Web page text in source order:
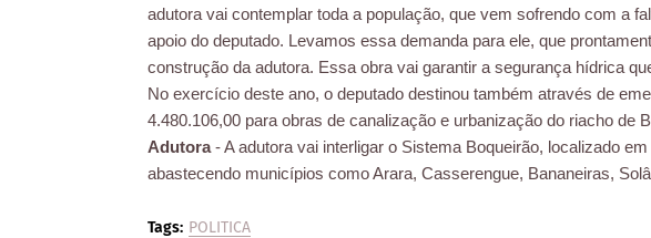
adutora vai contemplar toda a população, que vem sofrendo com a
apoio do deputado. Levamos essa demanda para ele, que
construção da adutora. Essa obra vai garantir a segurança hídrica
No exercício deste ano, o deputado destinou também através de
4.480.106,00 para obras de canalização e urbanização do riacho de
Adutora- A adutora vai interligar o Sistema Boqueirão, localizado
abastecendo municípios como Arara, Casserengue, Bananeiras,
Tags: POLITICA